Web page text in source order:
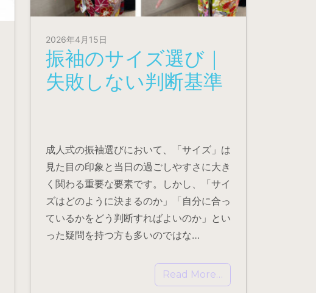
2026年4月15日
振袖のサイズ選び｜
失敗しない判断基準
成人式の振袖選びにおいて、「サイズ」は
見た目の印象と当日の過ごしやすさに大き
く関わる重要な要素です。しかし、「サイ
ズはどのように決まるのか」「自分に合っ
ているかをどう判断すればよいのか」とい
った疑問を持つ方も多いのではな…
Read More…